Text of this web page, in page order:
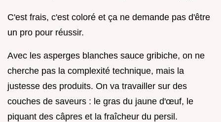
C'est frais, c'est coloré et ça ne demande pas d'être
un pro pour réussir.
Avec les asperges blanches sauce gribiche, on ne
cherche pas la complexité technique, mais la
justesse des produits. On va travailler sur des
couches de saveurs : le gras du jaune d'œuf, le
piquant des câpres et la fraîcheur du persil.